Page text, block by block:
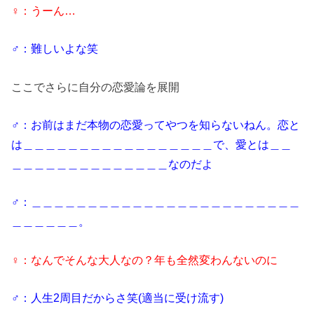
♀：うーん…
♂：難しいよな笑
ここでさらに自分の恋愛論を展開
♂：お前はまだ本物の恋愛ってやつを知らないねん。恋と
は＿＿＿＿＿＿＿＿＿＿＿＿＿＿＿＿＿で、愛とは＿＿
＿＿＿＿＿＿＿＿＿＿＿＿＿＿なのだよ
♂：＿＿＿＿＿＿＿＿＿＿＿＿＿＿＿＿＿＿＿＿＿＿＿＿
＿＿＿＿＿＿。
♀：なんでそんな大人なの？年も全然変わんないのに
♂：人生2周目だからさ笑(適当に受け流す)